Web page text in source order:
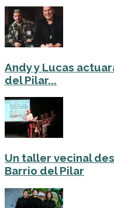
Andy y Lucas
del Pilar...
Un taller vecinal
Barrio del Pilar